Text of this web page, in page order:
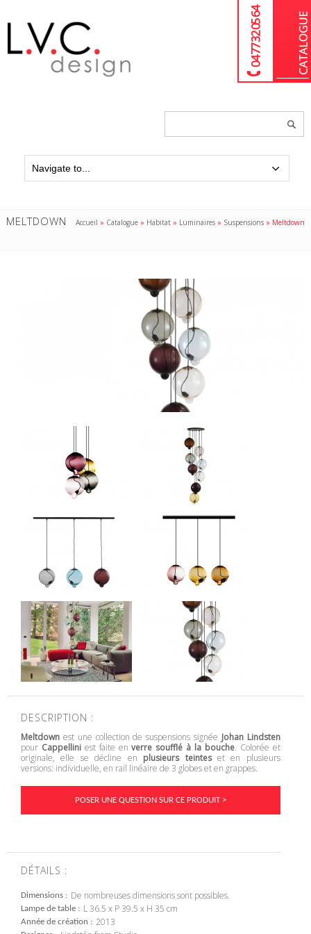
04 77 32 05 64
MELTDOWN Accueil » Catalogue » Habitat » Luminaires » Suspensions » Meltdown
DESCRIPTION :
Meltdown est une collection de suspensions signée Johan Lindsten
pour Cappelliniest faite enverre soufflé à la bouche. Colorée et
originale, elle se décline en plusieurs teinteset en plusieurs
versions: individuelle, en rail linéaire de 3 globes et en grappes.
POSER UNE QUESTION SUR CE PRODUIT >
DÉTAILS :
Dimensions De nombreuses dimensions sont possibles.
Lampe de table L 36.5 x P 39.5 x H 35 cm
Année de création 2013